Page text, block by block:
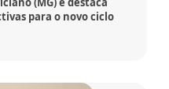
para o novo ciclo